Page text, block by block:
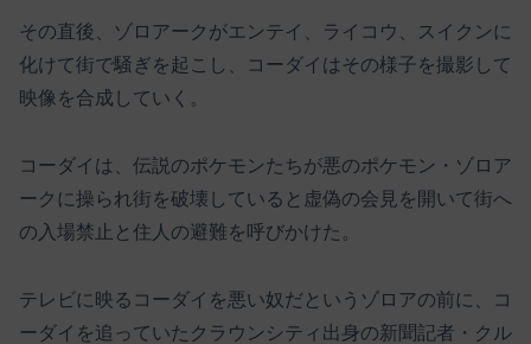
その直後、ゾロアークがエンテイ、ライコウ、スイクンに
化けて街で騒ぎを起こし、コーダイはその様子を撮影して
映像を合成していく。
コーダイは、伝説のポケモンたちが悪のポケモン・ゾロア
ークに操られ街を破壊していると虚偽の会見を開いて街へ
の入場禁止と住人の避難を呼びかけた。
テレビに映るコーダイを悪い奴だというゾロアの前に、コ
ーダイを追っていたクラウンシティ出身の新聞記者・クル